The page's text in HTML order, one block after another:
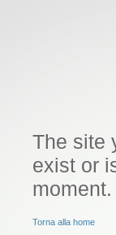
The site
exist or
moment.
Torna alla home